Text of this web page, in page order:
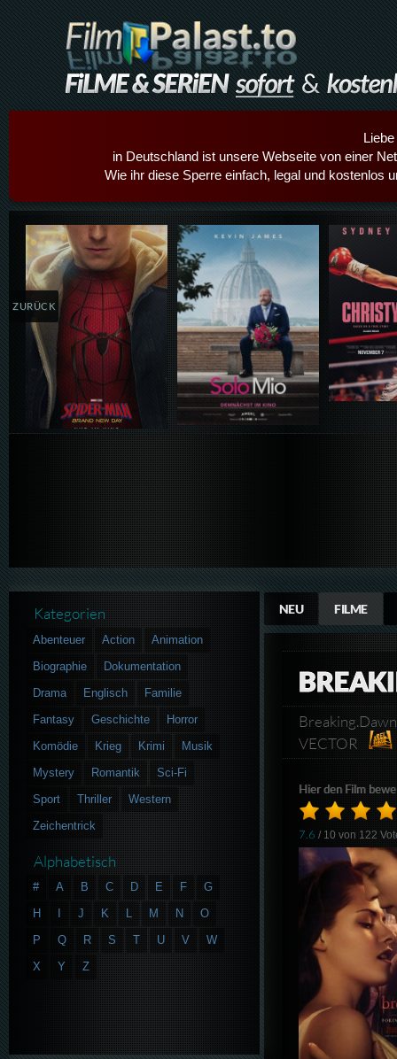
in Deutschland ist unsere Webseite von einer
Wie ihr diese Sperre einfach, legal und kostenlos
Details,Play Details,Play
ZURÜCK
NEU FILME
VECTOR
Hier den Film
7.6 / 10 von 122
Kategorien
Abenteuer Action
Animation
Biographie
Dokumentation
Drama
Englisch
Familie
Fantasy
Geschichte
Horror
Komödie
Krieg Krimi
Musik
Mystery
Romantik
Sci-Fi
Sport
Thriller
Western
Zeichentrick
Alphabetisch
# A B C D E F
G
H
J K L M N
O
P
Q R S T U V
W
X
Y Z